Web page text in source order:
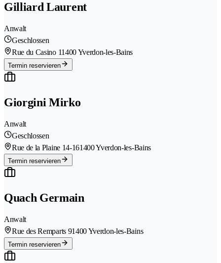
Gilliard Laurent
Anwalt
Geschlossen
Rue du Casino 11400 Yverdon-les-Bains
Termin reservieren
Giorgini Mirko
Anwalt
Geschlossen
Rue de la Plaine 14-161400 Yverdon-les-Bains
Termin reservieren
Quach Germain
Anwalt
Rue des Remparts 91400 Yverdon-les-Bains
Termin reservieren